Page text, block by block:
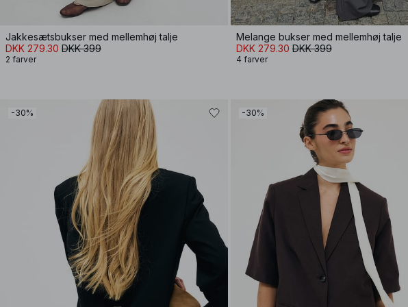
Jakkesætsbukser med mellemhøj talje
DKK 279.30 DKK 399
2 farver
Melange bukser med mellemhøj talje
DKK 279.30 DKK 399
4 farver
-30% -30%